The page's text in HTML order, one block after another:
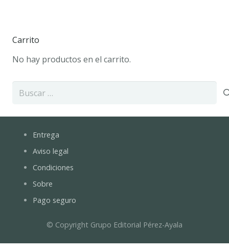
Carrito
No hay productos en el carrito.
Entrega
Aviso legal
Condiciones
Sobre
Pago seguro
© Copyright Grupo Editorial Pérez-Ayala